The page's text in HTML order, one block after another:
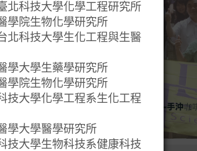
北科技大學化學工程研究所
學院生物化學研究所
北科技大學生化工程與生醫
學大學生藥學研究所
學院生物化學研究所
技大學化學工程系生化工程
學大學醫學研究所
技大學生物科技系健康科技